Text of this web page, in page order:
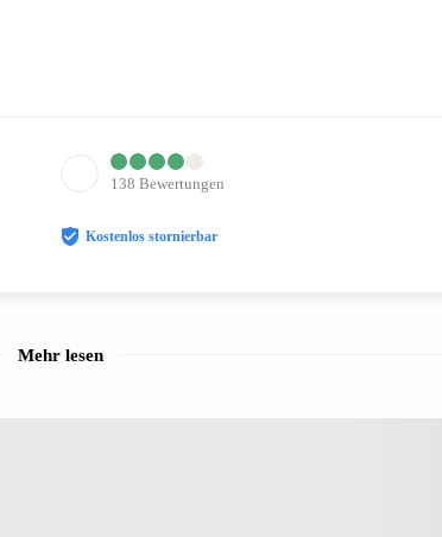
138 Bewertungen
Kostenlos stornierbar
Mehr lesen